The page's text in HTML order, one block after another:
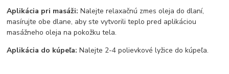
Aplikácia pri masáži: Nalejte relaxačnú zmes oleja do dlaní,
masírujte obe dlane, aby ste vytvorili teplo pred aplikáciou
masážneho oleja na pokožku tela.
Aplikácia do kúpeľa: Nalejte 2-4 polievkové lyžice do kúpeľa.